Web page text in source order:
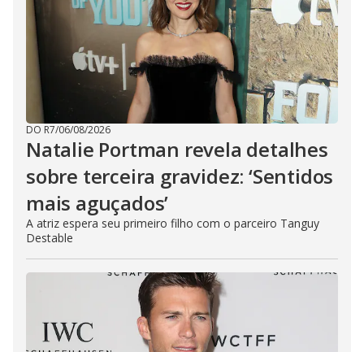
DO R7/06/08/2026
Natalie Portman revela detalhes
sobre terceira gravidez: ‘Sentidos
mais aguçados’
A atriz espera seu primeiro filho com o parceiro Tanguy
Destable